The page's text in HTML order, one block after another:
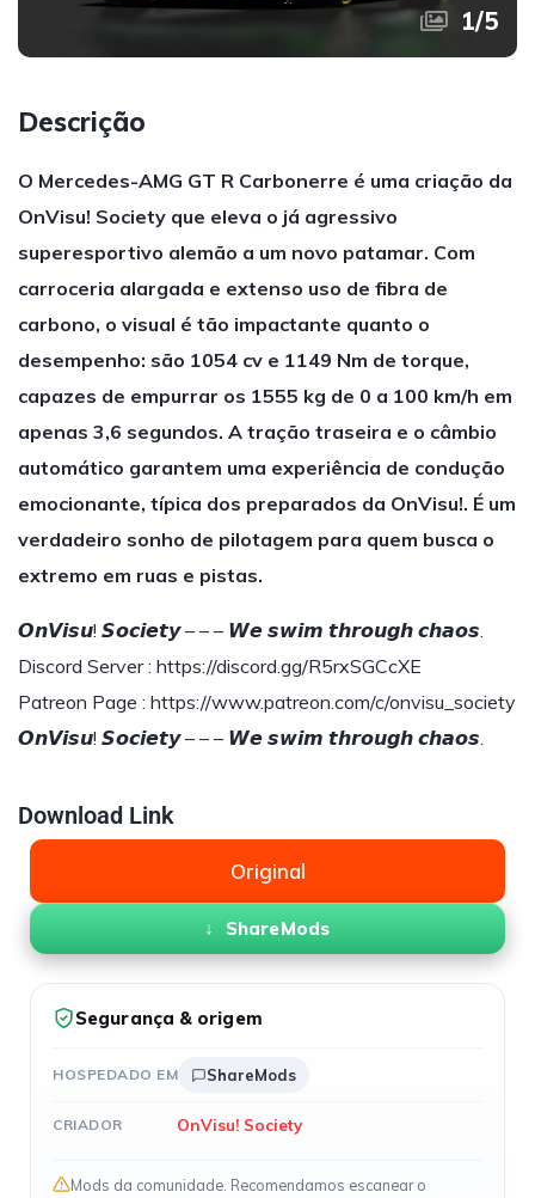
1/5
Descrição
O Mercedes-AMG GT R Carbonerre é uma criação da
OnVisu! Society que eleva o já agressivo
superesportivo alemão a um novo patamar. Com
carroceria alargada e extenso uso de fibra de
carbono, o visual é tão impactante quanto o
desempenho: são 1054 cv e 1149 Nm de torque,
capazes de empurrar os 1555 kg de 0 a 100 km/h em
apenas 3,6 segundos. A tração traseira e o câmbio
automático garantem uma experiência de condução
emocionante, típica dos preparados da OnVisu!. É um
verdadeiro sonho de pilotagem para quem busca o
extremo em ruas e pistas.
𝙊𝙣𝙑𝙞𝙨𝙪! 𝙎𝙤𝙘𝙞𝙚𝙩𝙮 – – – 𝙒𝙚 𝙨𝙬𝙞𝙢 𝙩𝙝𝙧𝙤𝙪𝙜𝙝 𝙘𝙝𝙖𝙤𝙨.
Discord Server : https://discord.gg/R5rxSGCcXE
Patreon Page : https://www.patreon.com/c/onvisu_society
𝙊𝙣𝙑𝙞𝙨𝙪! 𝙎𝙤𝙘𝙞𝙚𝙩𝙮 – – – 𝙒𝙚 𝙨𝙬𝙞𝙢 𝙩𝙝𝙧𝙤𝙪𝙜𝙝 𝙘𝙝𝙖𝙤𝙨.
Download Link
Original
ShareMods
Segurança & origem
HOSPEDADO EM ShareMods
CRIADOR OnVisu! Society
Mods da comunidade. Recomendamos escanear o